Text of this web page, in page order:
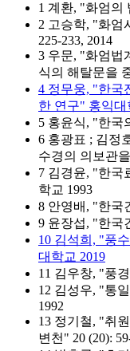
1 계환, "화엄의
2 고승학, "화엄
225-233, 2014
3 우문, "화엄법
식의 해탈문을
4 정무웅, "한국
한 연구" 홍익대
5 홍윤식, "한국
6 홍광표 ; 김정
수경의 의보관
7 김경윤, "한국
학교 1993
8 안영배, "한국
9 윤장섭, "한국
10 김석희, "풍
대학교 2019
11 김우창, "풍
12 김성우, "통
1992
13 정기철, "취
변천" 20 (20):